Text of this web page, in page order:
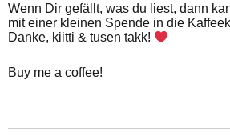
Wenn Dir gefällt, was du liest, dann
mit einer kleinen Spende in die
Danke, kiitti & tusen takk!
Buy me a coffee!